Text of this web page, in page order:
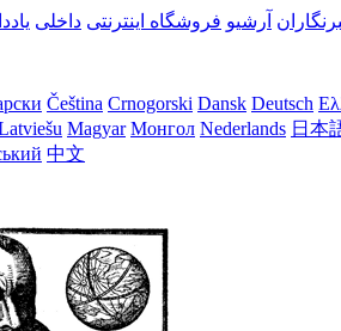
آرشیو فروشگاه اینترنتی داخلی
Čeština Crnogorski Dansk Deutsch
Magyar Монгол Nederlands 日本
中文